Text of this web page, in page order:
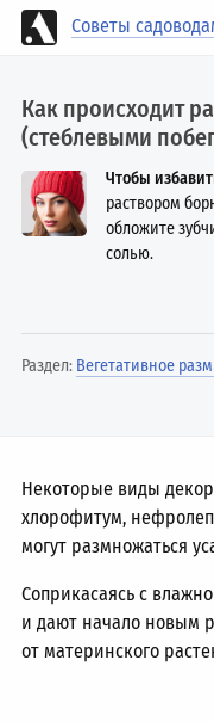
Советы
Как происходит
(стеблевыми
Чтобы
раствором
обложите
солью.
Раздел: Вегетативное
Некоторые виды
хлорофитум,
могут размножаться
Соприкасаясь с
и дают начало новым
от материнского